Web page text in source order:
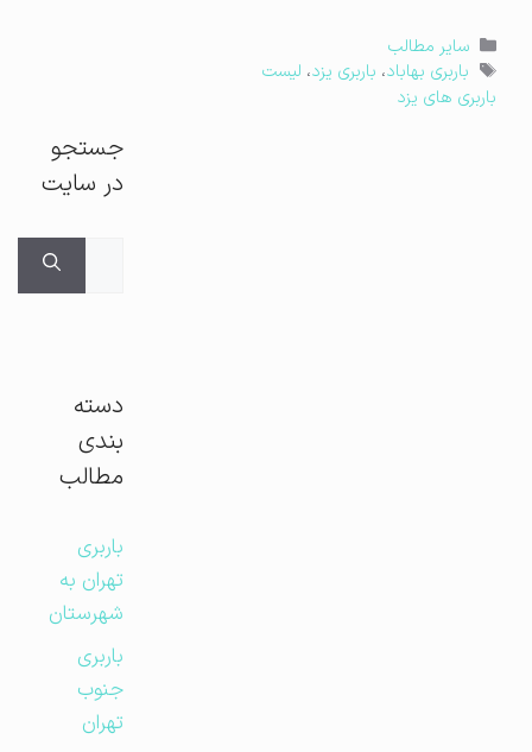
دسته‌ها
سایر مطالب
برچسب‌ها
باربری بهاباد،باربری یزد، لیست
باربری های یزد
جستجو
در سایت
دسته
بندی
مطالب
باربری
تهران به
شهرستان
باربری
جنوب
تهران